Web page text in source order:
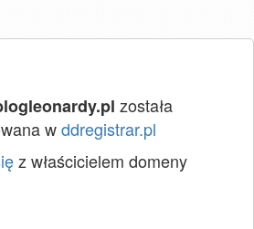
została
wddregistrar.pl
z właścicielem domeny